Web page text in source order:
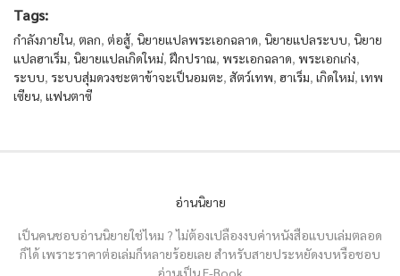
Tags:
กำลังภายใน, ตลก, ต่อสู้, นิยายแปลพระเอกฉลาด, นิยายแปลระบบ, นิยาย
แปลฮาเร็ม, นิยายแปลเกิดใหม่, ฝึกปราณ, พระเอกฉลาด, พระเอกเก่ง,
ระบบ, ระบบสุ่มดวงชะตาข้าจะเป็นอมตะ, สัตว์เทพ, ฮาเร็ม, เกิดใหม่, เทพ
เซียน, แฟนตาซี
อ่านนิยาย
เป็นคนชอบอ่านนิยายใช่ไหม ? ไม่ต้องเปลืองงบค่าหนังสือแบบเล่มตลอด
ก็ได้ เพราะราคาต่อเล่มก็หลายร้อยเลย สำหรับสายประหยัดงบหรือชอบ